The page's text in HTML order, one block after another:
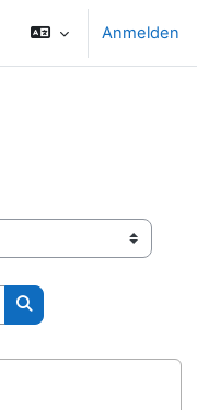
Anmelden
Kurse suchen